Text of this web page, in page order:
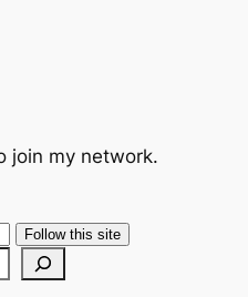
join my network.
Follow this site